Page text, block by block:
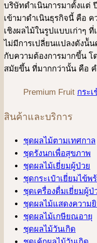
บริษัทดําเนินการมาตั้งแต่
เข้ามาดําเนินธุรกิจนี้ คือ
เชิงผลไม้ในรูปแบบเก่าๆ
ไม่มีการเปลี่ยนแปลงดังน้ัน
กับความต้องการมากขึ้น
สมัยขึ้น ที่มากกว่านั้น คือ คํ
Premium Fruit กระ
สินค้าและบริการ
ชุดผลไม้ตามเทศกาล
ชุดรังนกเพื่อสุขภาพ
ชุดผลไม้เยี่ยมผู้ป่วย
ชุดกระเป๋าเยี่ยมไข้พ
ชุดเครื่องดื่มเยี่ยมผู้ป่
ชุดผลไม้แสดงความ
ชุดผลไม้เกษียณอายุ
ชุดผลไม้วันเกิด